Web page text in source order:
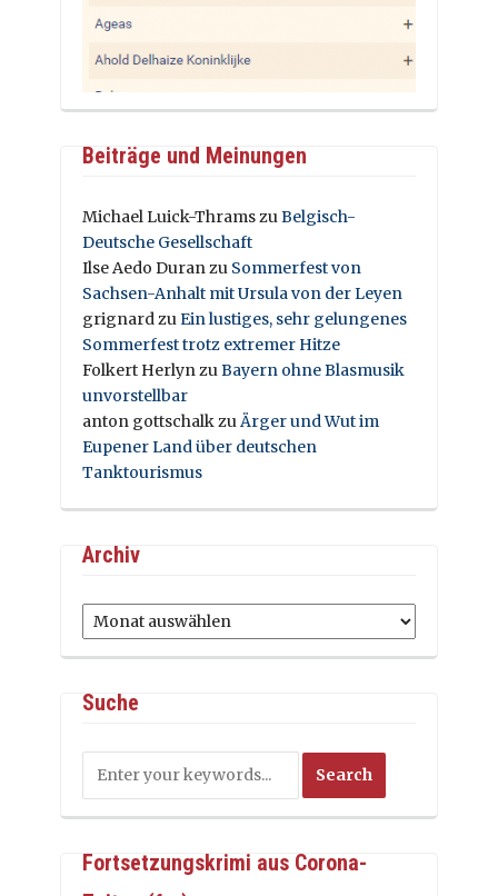
Beiträge und Meinungen
Michael Luick-Thrams zu Belgisch-
Deutsche Gesellschaft
Ilse Aedo Duran zu Sommerfest von
Sachsen-Anhalt mit Ursula von der Leyen
grignard zu Ein lustiges, sehr gelungenes
Sommerfest trotz extremer Hitze
Folkert Herlyn zu Bayern ohne Blasmusik
unvorstellbar
anton gottschalk zu Ärger und Wut im
Eupener Land über deutschen
Tanktourismus
Archiv
Archiv
Suche
Fortsetzungskrimi aus Corona-